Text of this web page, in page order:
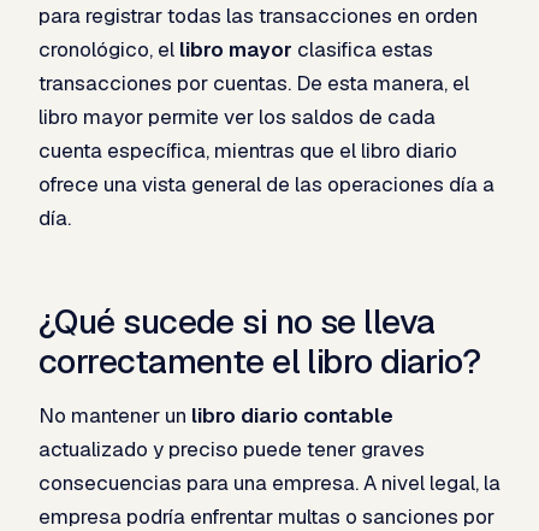
para registrar todas las transacciones en orden
cronológico, el libro mayor clasifica estas
transacciones por cuentas. De esta manera, el
libro mayor permite ver los saldos de cada
cuenta específica, mientras que el libro diario
ofrece una vista general de las operaciones día a
día.
¿Qué sucede si no se lleva
correctamente el libro diario?
No mantener un libro diario contable
actualizado y preciso puede tener graves
consecuencias para una empresa. A nivel legal, la
empresa podría enfrentar multas o sanciones por